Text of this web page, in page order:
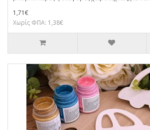
1,71€
Χωρίς ΦΠΑ: 1,38€